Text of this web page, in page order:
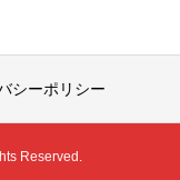
シーポリシー
Reserved.